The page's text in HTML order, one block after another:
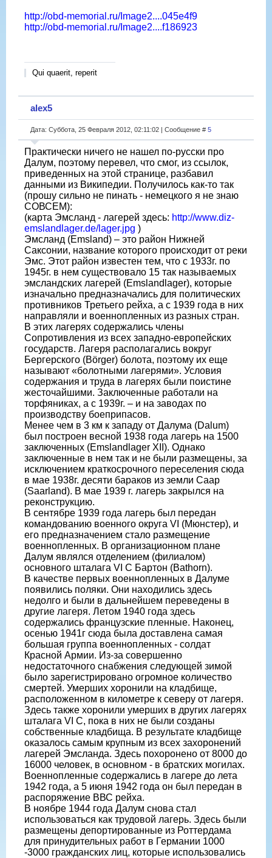
http://obd-memorial.ru/Image2....045e4f9
http://obd-memorial.ru/Image2....f186923
Qui quaerit, reperit
alex5
Дата: Суббота, 25 Февраля 2012, 02:11:02 | Сообщение # 5
Практически ничего не нашел по-русски про
Далум, поэтому перевел, что смог, из ссылок,
приведенных на этой странице, разбавил
данными из Википедии. Получилось как-то так
(прошу сильно не пинать - немецкого я не знаю
СОВСЕМ):
(карта Эмсланд - лагерей здесь: http://www.diz-
emslandlager.de/lager.jpg )
Эмсланд (Emsland) – это район Нижней
Саксонии, название которого происходит от реки
Эмс. Этот район известен тем, что с 1933г. по
1945г. в нем существовало 15 так называемых
эмсландских лагерей (Emslandlager), которые
изначально предназначались для политических
противников Третьего рейха, а с 1939 года в них
направляли и военнопленных из разных стран.
В этих лагерях содержались члены
Сопротивления из всех западно-европейских
государств. Лагеря располагались вокруг
Бергерского (Börger) болота, поэтому их еще
называют «болотными лагерями». Условия
содержания и труда в лагерях были поистине
жесточайшими. Заключенные работали на
торфяниках, а с 1939г. – и на заводах по
производству боеприпасов.
Менее чем в 3 км к западу от Далума (Dalum)
был построен весной 1938 года лагерь на 1500
заключенных (Emslandlager XII). Однако
заключенные в нем так и не были размещены, за
исключением краткосрочного переселения сюда
в мае 1938г. десяти бараков из земли Саар
(Saarland). В мае 1939 г. лагерь закрылся на
реконструкцию.
В сентябре 1939 года лагерь был передан
командованию военного округа VI (Мюнстер), и
его предназначением стало размещение
военнопленных. В организационном плане
Далум являлся отделением (филиалом)
основного шталага VI C Бартон (Bathorn).
В качестве первых военнопленных в Далуме
появились поляки. Они находились здесь
недолго и были в дальнейшем переведены в
другие лагеря. Летом 1940 года здесь
содержались французские пленные. Наконец,
осенью 1941г сюда была доставлена самая
большая группа военнопленных - солдат
Красной Армии. Из-за совершенно
недостаточного снабжения следующей зимой
было зарегистрировано огромное количество
смертей. Умерших хоронили на кладбище,
расположенном в километре к северу от лагеря.
Здесь также хоронили умерших в других лагерях
шталага VI C, пока в них не были созданы
собственные кладбища. В результате кладбище
оказалось самым крупным из всех захоронений
лагерей Эмсланда. Здесь похоронено от 8000 до
16000 человек, в основном - в братских могилах.
Военнопленные содержались в лагере до лета
1942 года, а 5 июня 1942 года он был передан в
распоряжение ВВС рейха.
В ноябре 1944 года Далум снова стал
использоваться как трудовой лагерь. Здесь были
размещены депортированные из Роттердама
для принудительных работ в Германии 1000
-3000 гражданских лиц, которые использовались